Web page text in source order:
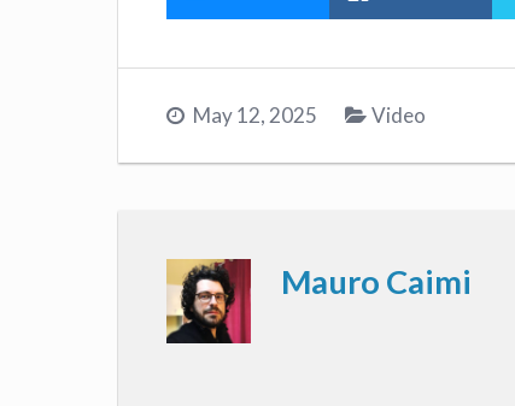
May 12, 2025 Video
Mauro Caimi